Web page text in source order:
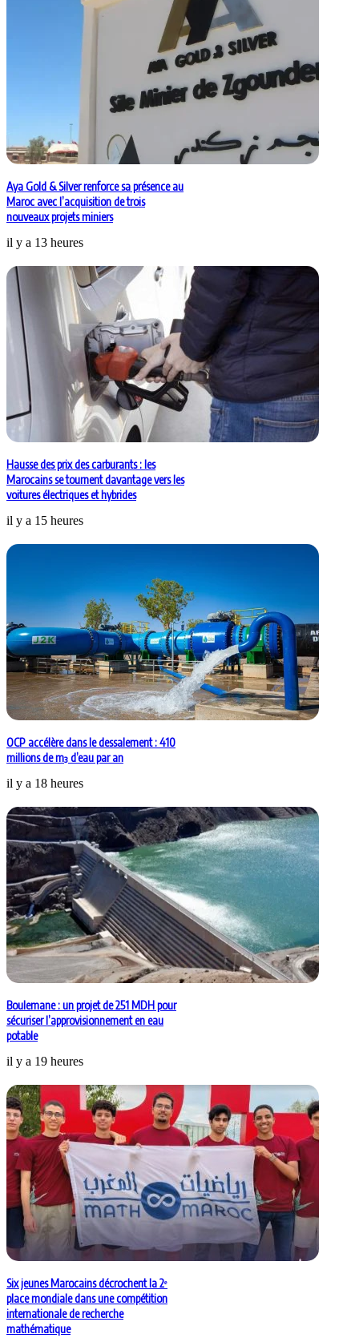
Aya Gold & Silver renforce sa présence au
Maroc avec l’acquisition de trois
nouveaux projets miniers
il y a 13 heures
Hausse des prix des carburants : les
Marocains se tournent davantage vers les
voitures électriques et hybrides
il y a 15 heures
OCP accélère dans le dessalement : 410
millions de m³ d’eau par an
il y a 18 heures
Boulemane : un projet de 251 MDH pour
sécuriser l’approvisionnement en eau
potable
il y a 19 heures
Six jeunes Marocains décrochent la 2ᵉ
place mondiale dans une compétition
internationale de recherche
mathématique